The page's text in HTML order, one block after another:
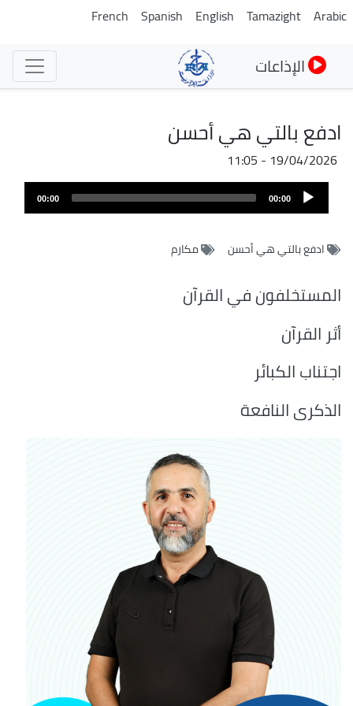
تجاوز
Arabic
Tamazight
English
Spanish
French
الإذاعات
ادفع بالتي هي أحسن
19/04/2026 - 11:05
Audio
Player
00:00
00:00
ادفع بالتي هي أحسن مكارم
المستخلفون في القرآن
أثر القرآن
اجتناب الكبائر
الذكرى النافعة